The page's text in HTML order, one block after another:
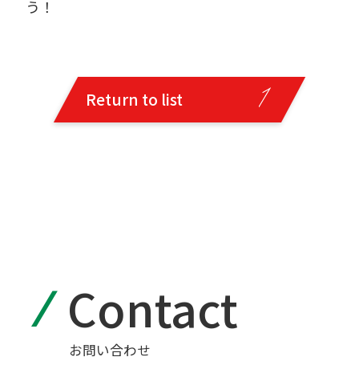
う！
Return to list
Return to list
Contact
お問い合わせ